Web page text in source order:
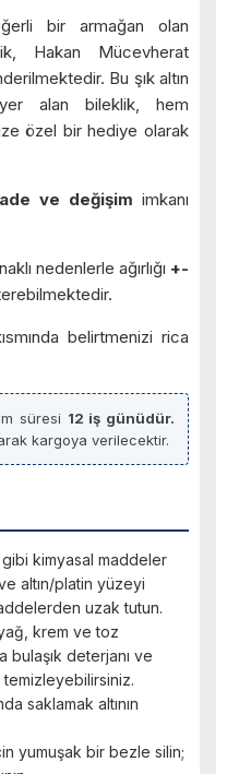
bir armağan olan
Hakan Mücevherat
Bu şık altın
alan bileklik, hem
özel bir hediye olarak
ve değişim imkanı
nedenlerle ağırlığı +-
belirtmenizi rica
süresi 12 iş günüdür.
kargoya verilecektir.
kimyasal maddeler
ve altın/platin yüzeyi
uzak tutun.
krem ve toz
bulaşık deterjanı ve
saklamak altının
yumuşak bir bezle silin;